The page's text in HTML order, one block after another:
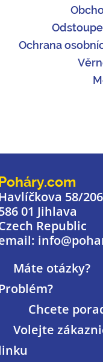
Ochrana
Poháry.com
Havlíčkova 58/206
01 Jihlava
Republic
Máte otázky?
Problém?
Chcete
Volejte